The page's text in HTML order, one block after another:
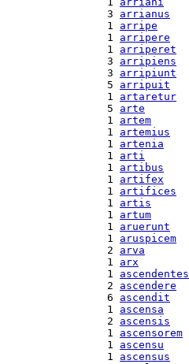
  3
arrianus
  1
arripe
  1
arripere
  1
arriperet
  3
arripiens
  3
arripiunt
  5
arripuit
  1
artaretur
  5
arte
  1
artem
  1
artemius
  1
artenia
  1
arti
  1
artibus
  1
artifex
  1
artifices
  1
artis
  1
artum
  1
aruerunt
  1
aruspicem
  2
arva
  1
arx
  1
ascendentes
  2
ascendere
  6
ascendit
  1
ascensa
  2
ascensis
  1
ascensorem
  1
ascensu
  1
ascensus